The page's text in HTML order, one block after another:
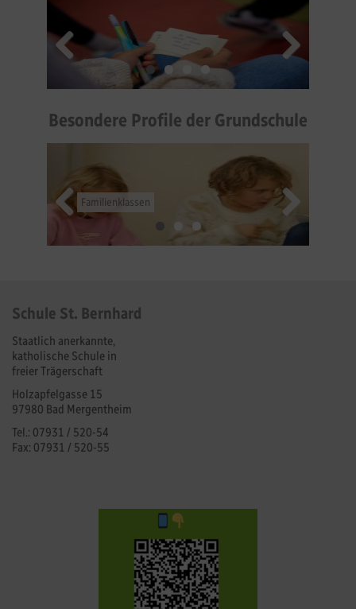
Leitsätze
Mädchen- und Jungenbildung
Religiöse Bildung
Besondere Profile der Grundschule
Familienklassen
Vernetzter Unterricht
Freiarbeit
Schule St. Bernhard
Staatlich anerkannte,
katholische Schule in
freier Trägerschaft
Holzapfelgasse 15
97980 Bad Mergentheim
Tel.: 07931 / 520-54
Fax: 07931 / 520-55